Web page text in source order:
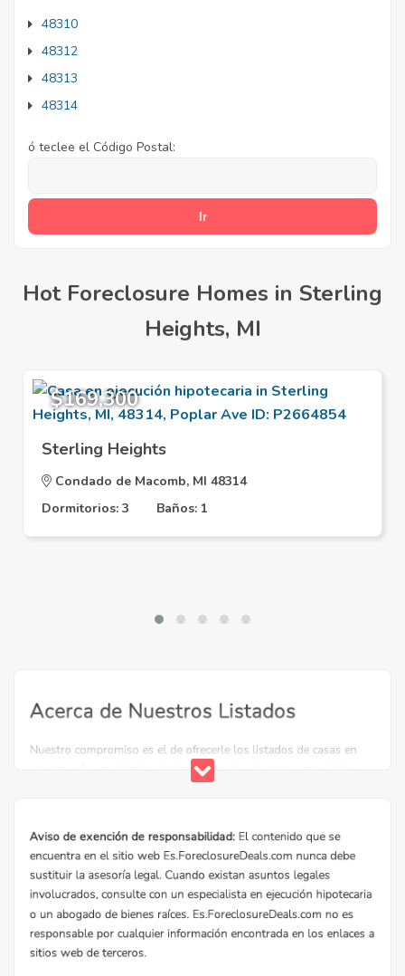
48310
48312
48313
48314
ó teclee el Código Postal:
Hot Foreclosure Homes in Sterling
Heights, MI
$169,300
Sterling Heights
Condado de Macomb, MI 48314
Dormitorios: 3
Baños: 1